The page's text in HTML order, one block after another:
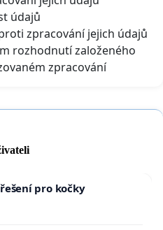
údajů
zpracování jejich údajů
rozhodnutí založeného
zpracování
pro kočky